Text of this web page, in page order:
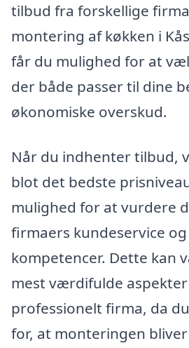
tilbud fra forskellige
montering af køkken i
får du mulighed for at
der både passer til dine
økonomiske overskud.
Når du indhenter tilbud,
blot det bedste
mulighed for at vurdere
firmaers kundeservice
kompetencer. Dette kan
mest værdifulde
professionelt firma, da
for, at monteringen